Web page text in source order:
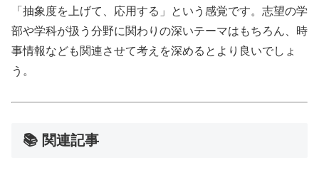
「抽象度を上げて、応用する」という感覚です。志望の学
部や学科が扱う分野に関わりの深いテーマはもちろん、時
事情報なども関連させて考えを深めるとより良いでしょ
う。
📚 関連記事